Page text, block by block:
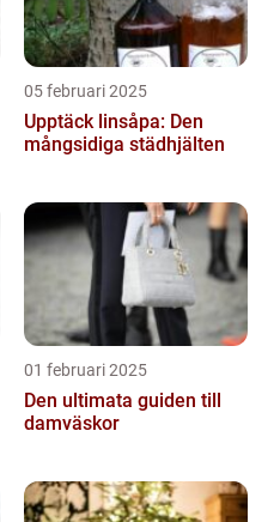
05 februari 2025
Upptäck linsåpa: Den
mångsidiga städhjälten
01 februari 2025
Den ultimata guiden till
damväskor